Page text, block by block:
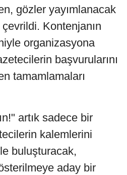
gözler yayımlanacak
Kontenjanın
organizasyona
başvurularını
tamamlamaları
artık sadece bir
kalemlerini
buluşturacak,
aday bir